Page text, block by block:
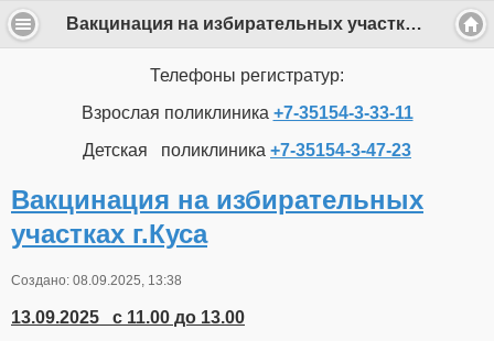
Вакцинация на избирательных участках г.Куса
Телефоны регистратур:
Взрослая поликлиника +7-35154-3-33-11
Детская поликлиника +7-35154-3-47-23
Вакцинация на избирательных
участках г.Куса
Создано: 08.09.2025, 13:38
13.09.2025 с 11.00 до 13.00